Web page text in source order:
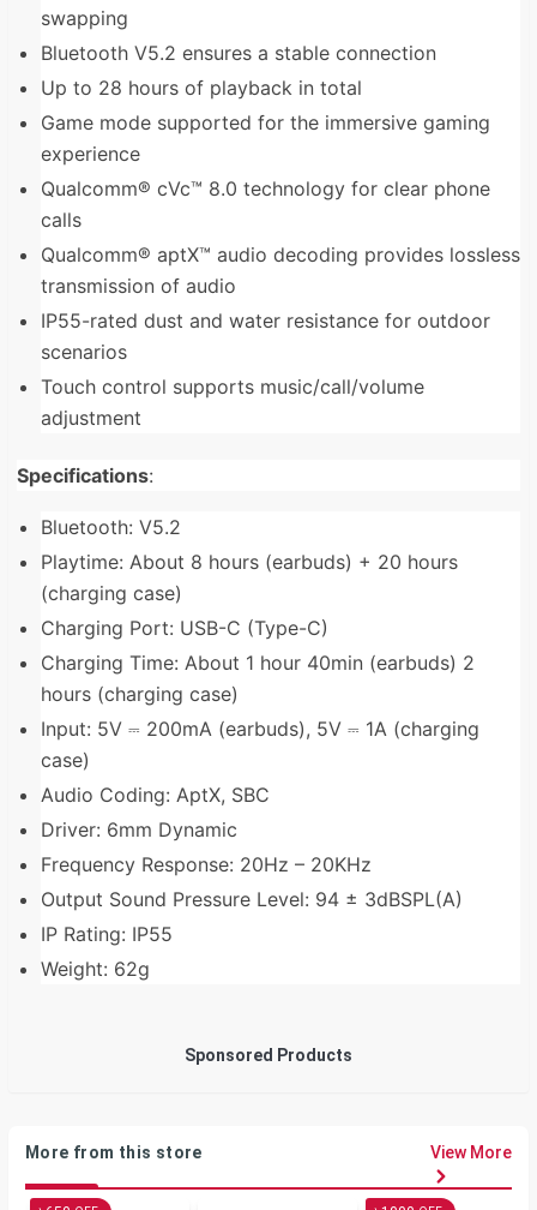
swapping
Bluetooth V5.2 ensures a stable connection
Up to 28 hours of playback in total
Game mode supported for the immersive gaming
experience
Qualcomm® cVc™ 8.0 technology for clear phone
calls
Qualcomm® aptX™ audio decoding provides lossless
transmission of audio
IP55-rated dust and water resistance for outdoor
scenarios
Touch control supports music/call/volume
adjustment
Specifications:
Bluetooth: V5.2
Playtime: About 8 hours (earbuds) + 20 hours
(charging case)
Charging Port: USB-C (Type-C)
Charging Time: About 1 hour 40min (earbuds) 2
hours (charging case)
Input: 5V ⎓ 200mA (earbuds), 5V ⎓ 1A (charging
case)
Audio Coding: AptX, SBC
Driver: 6mm Dynamic
Frequency Response: 20Hz – 20KHz
Output Sound Pressure Level: 94 ± 3dBSPL(A)
IP Rating: IP55
Weight: 62g
Sponsored Products
More from this store View More